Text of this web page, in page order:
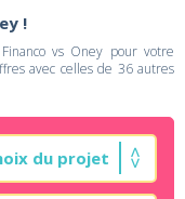
!
vs Oney pour votre
avec celles de 36 autres